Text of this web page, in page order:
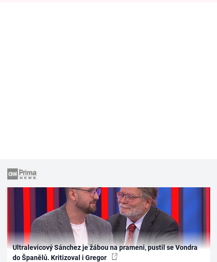
Ultralevicový Sánchez je žábou na prameni, pustil se Vondra
do Španělů. Kritizoval i Gregor